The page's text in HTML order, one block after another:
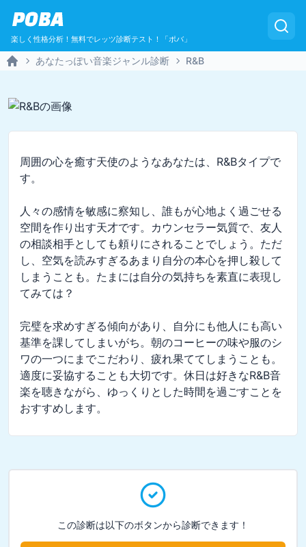
POBA
楽しく性格分析！無料でレッツ診断テスト！「ポバ」
あなたっぽい音楽ジャンル診断 R&B
周囲の心を癒す天使のようなあなたは、R&Bタイプで
す。
人々の感情を敏感に察知し、誰もが心地よく過ごせる
空間を作り出す天才です。カウンセラー気質で、友人
の相談相手としても頼りにされることでしょう。ただ
し、空気を読みすぎるあまり自分の本心を押し殺して
しまうことも。たまには自分の気持ちを素直に表現し
てみては？
完璧を求めすぎる傾向があり、自分にも他人にも高い
基準を課してしまいがち。朝のコーヒーの味や服のシ
ワの一つにまでこだわり、疲れ果ててしまうことも。
適度に妥協することも大切です。休日は好きなR&B音
楽を聴きながら、ゆっくりとした時間を過ごすことを
おすすめします。
この診断は以下のボタンから診断できます！